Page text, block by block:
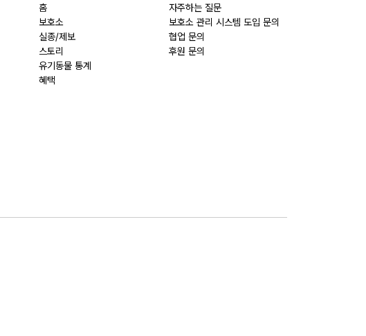
홈
보호소
실종/제보
스토리
유기동물 통계
혜택
자주하는 질문
보호소 관리 시스템 도입 문의
협업 문의
후원 문의